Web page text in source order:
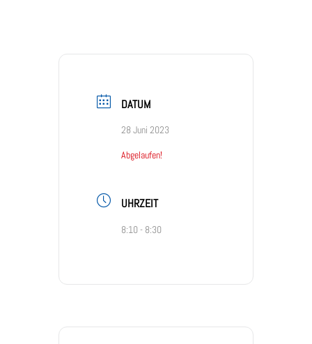
DATUM
28 Juni 2023
Abgelaufen!
UHRZEIT
8:10 - 8:30